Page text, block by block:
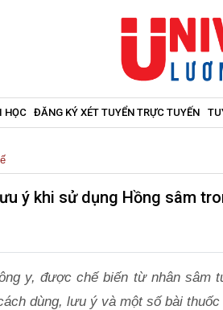
HỌC ĐĂNG KÝ XÉT TUYỂN TRỰC TUYẾN
ý khi sử dụng Hồng sâm
y, được chế biến từ nhân sâm
dùng, lưu ý và một số bài